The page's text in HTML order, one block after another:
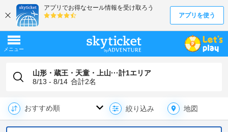
山形・蔵王・天童・上山···計1エリア
8/13 - 8/14 合計2名
絞り込み 地図